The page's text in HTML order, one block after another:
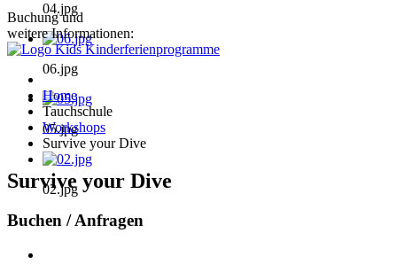
04.jpg
06.jpg
05.jpg
02.jpg
Buchung und
weitere Informationen:
Home
Tauchschule
Workshops
Survive your Dive
Survive your Dive
Buchen / Anfragen